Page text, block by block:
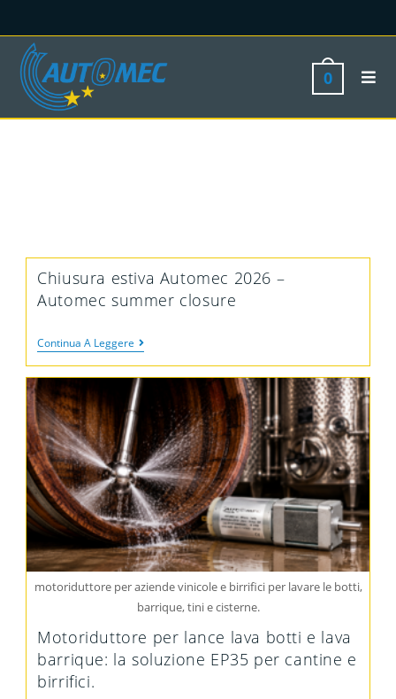
0
Chiusura estiva Automec 2026 –
Automec summer closure
Continua A Leggere
motoriduttore per aziende vinicole e birrifici per lavare le botti,
barrique, tini e cisterne.
Motoriduttore per lance lava botti e lava
barrique: la soluzione EP35 per cantine e
birrifici.